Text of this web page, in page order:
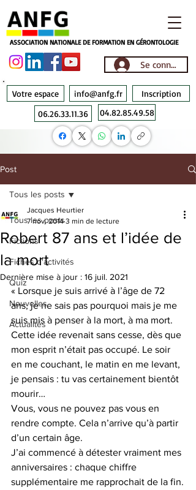
ASSOCIATION NATIONALE DE FORMATION EN GÉRONTOLOGIE
Se connecter
Votre espace info@anfg.fr
Inscription
06.26.33.11.36
04.82.85.49.58
Post
Tous les posts
Fictions
Fiches d'activités
Quiz
Nouvelles
Actualités
Tous les posts
Robert 87 ans et l’idée de
la mort
Jacques Heurtier
7 nov. 2014 3 min de lecture
Dernière mise à jour : 16 juil. 2021
« Lorsque je suis arrivé à l’âge de 72
ans, je ne sais pas pourquoi mais je me
suis mis à penser à la mort, à ma mort.
Cette idée revenait sans cesse, dès que
mon esprit n’était pas occupé. Le soir
en me couchant, le matin en me levant,
je pensais : tu vas certainement bientôt
mourir…
Vous, vous ne pouvez pas vous en
rendre compte. Cela n’arrive qu’à partir
d’un certain âge.
J’ai commencé à détester vraiment mes
anniversaires : chaque chiffre
supplémentaire me rapprochait de la fin.